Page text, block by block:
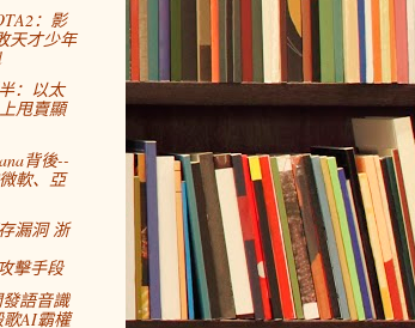
：影
天才少年
：以太
甩賣顯
背後--
軟、亞
漏洞 浙
擊手段
語音識
歌AI霸權